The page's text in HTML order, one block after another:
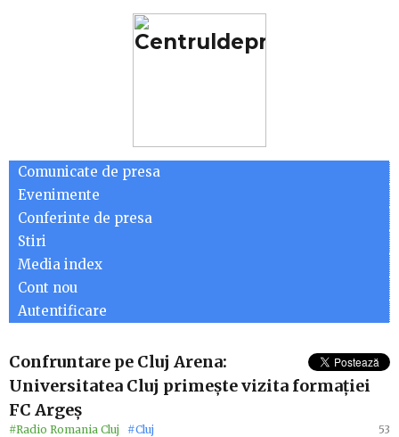
Comunicate de presa
Evenimente
Conferinte de presa
Stiri
Media index
Cont nou
Autentificare
Confruntare pe Cluj Arena:
Universitatea Cluj primește vizita formației
FC Argeș
#Radio Romania Cluj #Cluj
53